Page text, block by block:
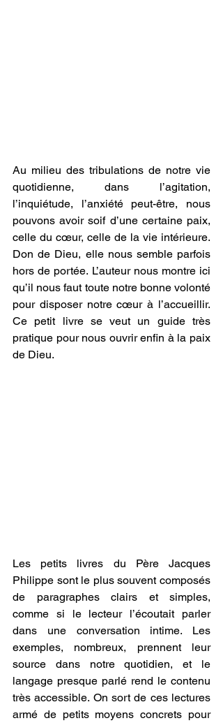
Au milieu des tribulations de notre vie
quotidienne, dans l’agitation,
l’inquiétude, l’anxiété peut-être, nous
pouvons avoir soif d’une certaine paix,
celle du cœur, celle de la vie intérieure.
Don de Dieu, elle nous semble parfois
hors de portée. L’auteur nous montre ici
qu’il nous faut toute notre bonne volonté
pour disposer notre cœur à l’accueillir.
Ce petit livre se veut un guide très
pratique pour nous ouvrir enfin à la paix
de Dieu.
Les petits livres du Père Jacques
Philippe sont le plus souvent composés
de paragraphes clairs et simples,
comme si le lecteur l’écoutait parler
dans une conversation intime. Les
exemples, nombreux, prennent leur
source dans notre quotidien, et le
langage presque parlé rend le contenu
très accessible. On sort de ces lectures
armé de petits moyens concrets pour